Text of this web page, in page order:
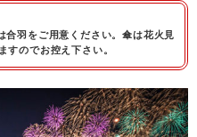
羽をご用意ください。傘は花火見
すのでお控え下さい。